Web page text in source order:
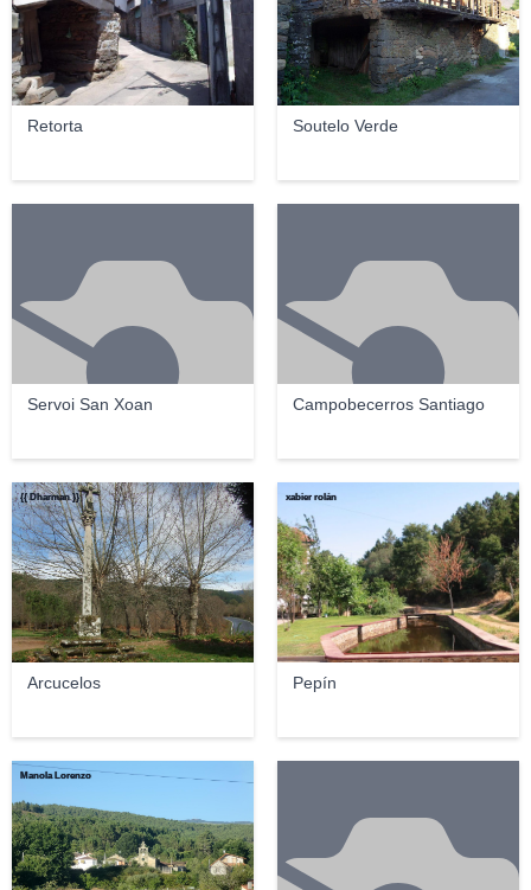
Retorta Soutelo Verde
Servoi San Xoan Campobecerros Santiago
Arcucelos
{{ Dharman }}
Pepín
xabier rolán
Manola Lorenzo